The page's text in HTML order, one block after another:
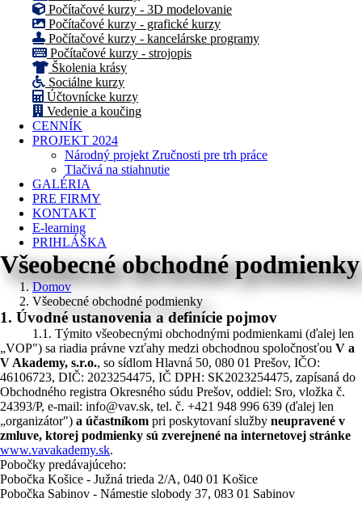
Počítačové kurzy - 3D modelovanie
Počítačové kurzy - grafické kurzy
Počítačové kurzy - kancelárske programy
Počítačové kurzy - strojopis
Školenia krásy
Sociálne kurzy
Účtovnícke kurzy
Vedenie a koučing
CENNÍK
PROJEKT 2024
Národný projekt Zručnosti pre trh práce
Tlačivá na stiahnutie
GALÉRIA
PRE FIRMY
KONTAKT
E-learning
PRIHLÁŠKA
Všeobecné obchodné podmienky
Domov
Všeobecné obchodné podmienky
1. Úvodné ustanovenia a definície pojmov
1.1. Týmito všeobecnými obchodnými podmienkami (ďalej len
„VOP") sa riadia právne vzťahy medzi obchodnou spoločnosťou V a
V Akademy, s.r.o., so sídlom Hlavná 50, 080 01 Prešov, IČO:
46106723, DIČ: 2023254475, IČ DPH: SK2023254475, zapísaná do
Obchodného registra Okresného súdu Prešov, oddiel: Sro, vložka č.
24393/P, e-mail: info@vav.sk, tel. č. +421 948 996 639 (ďalej len
„organizátor") a účastníkom pri poskytovaní služby neupravené v
zmluve, ktorej podmienky sú zverejnené na internetovej stránke
www.vavakademy.sk.
Pobočky predávajúceho:
Pobočka Košice - Južná trieda 2/A, 040 01 Košice
Pobočka Sabinov - Námestie slobody 37, 083 01 Sabinov